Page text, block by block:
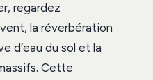
regardez
la réverbération
d’eau du sol et la
Cette